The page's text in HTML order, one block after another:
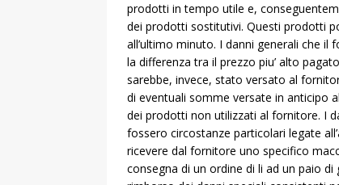
prodotti in tempo utile e,
dei prodotti sostitutivi. Questi prodotti
all’ultimo minuto. I danni generali che il
la differenza tra il prezzo piu’ alto
sarebbe, invece, stato versato al
di eventuali somme versate in anticipo
dei prodotti non utilizzati al fornitore. I
fossero circostanze particolari legate
ricevere dal fornitore uno specifico
consegna di un ordine di li ad un paio di